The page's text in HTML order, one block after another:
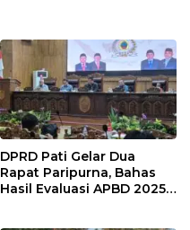
DPRD Pati Gelar Dua
Rapat Paripurna, Bahas
Hasil Evaluasi APBD 2025